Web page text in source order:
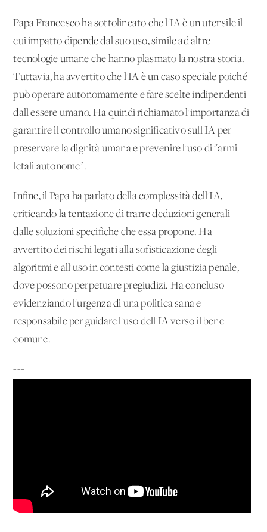
Papa Francesco ha sottolineato che l'IA è un utensile il
cui impatto dipende dal suo uso, simile ad altre
tecnologie umane che hanno plasmato la nostra storia.
Tuttavia, ha avvertito che l'IA è un caso speciale poiché
può operare autonomamente e fare scelte indipendenti
dall'essere umano. Ha quindi richiamato l'importanza di
garantire il controllo umano significativo sull'IA per
preservare la dignità umana e prevenire l'uso di "armi
letali autonome".
Infine, il Papa ha parlato della complessità dell'IA,
criticando la tentazione di trarre deduzioni generali
dalle soluzioni specifiche che essa propone. Ha
avvertito dei rischi legati alla sofisticazione degli
algoritmi e all'uso in contesti come la giustizia penale,
dove possono perpetuare pregiudizi. Ha concluso
evidenziando l'urgenza di una politica sana e
responsabile per guidare l'uso dell'IA verso il bene
comune.
---